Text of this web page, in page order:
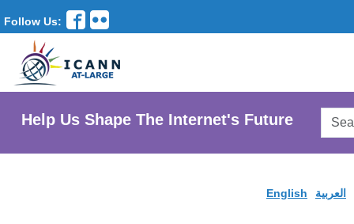
Follow Us:
Help Us Shape The Internet's Future
English العربية